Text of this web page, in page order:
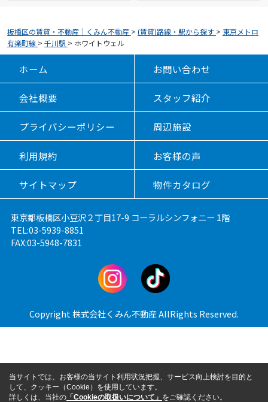
板橋区の賃貸・不動産｜くみん不動産 > (賃貸)路線・駅から探す > 東京メトロ
有楽町線 > 千川駅 > ホワイトウェル
ホーム お問い合わせ
会社概要 スタッフ紹介
プライバシーポリシー 周辺施設
利用規約 お客様の声
サイトマップ 物件カタログ
東京都板橋区小豆沢２丁目17-9 コーラルシンフォニー 1階
TEL:03-5939-8851
FAX:03-5948-7831
Copyright 株式会社くみん不動産 AllRights Reserved.
当サイトでは、お客様の当サイト利用状況把握、サービス向上検討を目的と
して、クッキー（Cookie）を使用しています。
詳しくは、当社の 「Cookieの取扱いについて」 をご確認ください。